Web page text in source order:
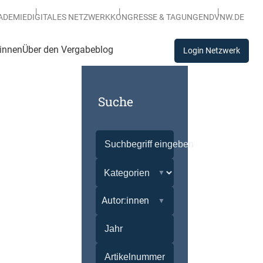
DIGITALES NETZWERKKONGRESSE & TAGUNGENDVNW.DE
Über den Vergabeblog Login Netzwerk
Suche
Autor:innen